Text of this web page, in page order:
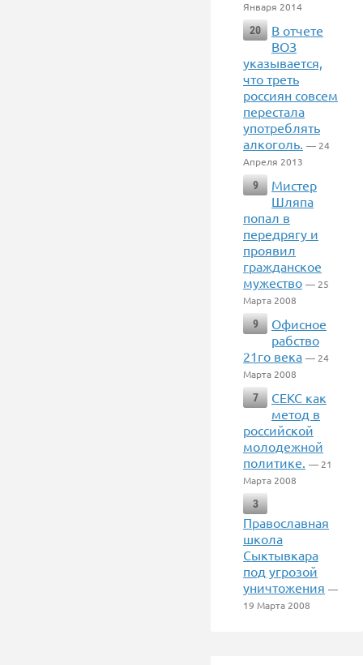
Января 2014
20
В отчете
ВОЗ
указывается,
что треть
россиян совсем
перестала
употреблять
алкоголь. — 24
Апреля 2013
9
Мистер
Шляпа
попал в
передрягу и
проявил
гражданское
мужество — 25
Марта 2008
9
Офисное
рабство
21го века — 24
Марта 2008
7
СЕКС как
метод в
российской
молодежной
политике. — 21
Марта 2008
3
Православная
школа
Сыктывкара
под угрозой
уничтожения —
19 Марта 2008